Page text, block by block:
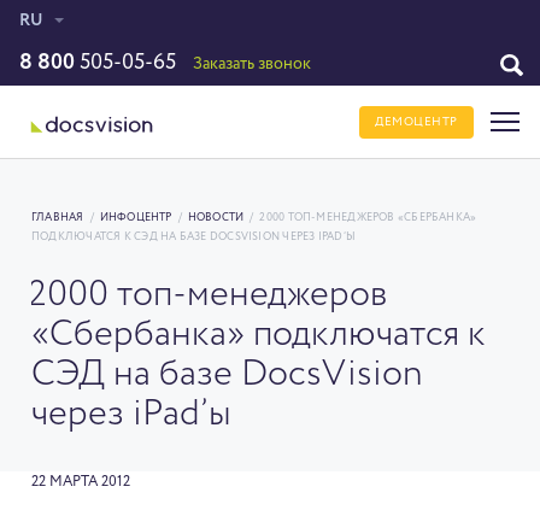
RU
8 800 505-05-65 Заказать звонок
ДЕМОЦЕНТР
ГЛАВНАЯ / ИНФОЦЕНТР / НОВОСТИ /
2000 ТОП-МЕНЕДЖЕРОВ «СБЕРБАНКА»
ПОДКЛЮЧАТСЯ К СЭД НА БАЗЕ DOCSVISION ЧЕРЕЗ IPAD’Ы
2000 топ-менеджеров
«Сбербанка» подключатся к
СЭД на базе DocsVision
через iPad’ы
22 МАРТА 2012